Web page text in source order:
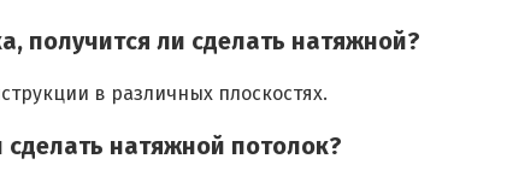
получится ли сделать натяжной?
в различных плоскостях.
натяжной потолок?